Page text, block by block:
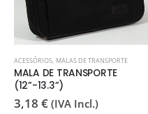
ACESSÓRIOS, MALAS DE TRANSPORTE
MALA DE TRANSPORTE
(12”-13.3”)
3,18 € (IVA Incl.)